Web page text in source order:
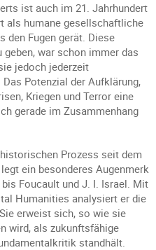
ist auch im 21. Jahrhundert
als humane gesellschaftliche
den Fugen gerät. Diese
war schon immer das
jedoch jederzeit
Potenzial der Aufklärung,
Kriegen und Terror eine
gerade im Zusammenhang
Prozess seit dem
ein besonderes Augenmerk
Foucault und J. I. Israel. Mit
Humanities analysiert er die
erweist sich, so wie sie
wird, als zukunftsfähige
standhält.